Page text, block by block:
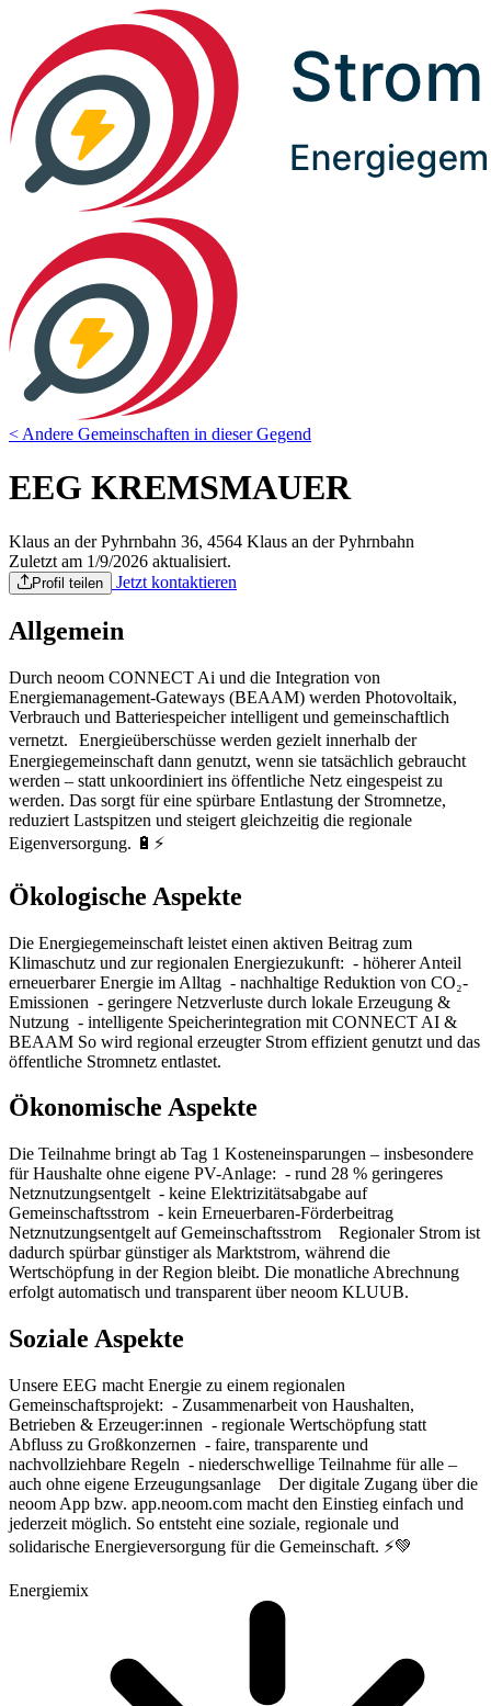
< Andere Gemeinschaften in dieser Gegend
EEG KREMSMAUER
Klaus an der Pyhrnbahn 36, 4564 Klaus an der Pyhrnbahn
Zuletzt am 1/9/2026 aktualisiert.
Profil teilen Jetzt kontaktieren
Allgemein
Durch neoom CONNECT Ai und die Integration von
Energiemanagement-Gateways (BEAAM) werden Photovoltaik,
Verbrauch und Batteriespeicher intelligent und gemeinschaftlich
vernetzt. Energieüberschüsse werden gezielt innerhalb der
Energiegemeinschaft dann genutzt, wenn sie tatsächlich gebraucht
werden – statt unkoordiniert ins öffentliche Netz eingespeist zu
werden. Das sorgt für eine spürbare Entlastung der Stromnetze,
reduziert Lastspitzen und steigert gleichzeitig die regionale
Eigenversorgung. 🔋⚡
Ökologische Aspekte
Die Energiegemeinschaft leistet einen aktiven Beitrag zum
Klimaschutz und zur regionalen Energiezukunft: - höherer Anteil
erneuerbarer Energie im Alltag - nachhaltige Reduktion von CO₂-
Emissionen - geringere Netzverluste durch lokale Erzeugung &
Nutzung - intelligente Speicherintegration mit CONNECT AI &
BEAAM So wird regional erzeugter Strom effizient genutzt und das
öffentliche Stromnetz entlastet.
Ökonomische Aspekte
Die Teilnahme bringt ab Tag 1 Kosteneinsparungen – insbesondere
für Haushalte ohne eigene PV-Anlage: - rund 28 % geringeres
Netznutzungsentgelt - keine Elektrizitätsabgabe auf
Gemeinschaftsstrom - kein Erneuerbaren-Förderbeitrag
Netznutzungsentgelt auf Gemeinschaftsstrom Regionaler Strom ist
dadurch spürbar günstiger als Marktstrom, während die
Wertschöpfung in der Region bleibt. Die monatliche Abrechnung
erfolgt automatisch und transparent über neoom KLUUB.
Soziale Aspekte
Unsere EEG macht Energie zu einem regionalen
Gemeinschaftsprojekt: - Zusammenarbeit von Haushalten,
Betrieben & Erzeuger:innen - regionale Wertschöpfung statt
Abfluss zu Großkonzernen - faire, transparente und
nachvollziehbare Regeln - niederschwellige Teilnahme für alle –
auch ohne eigene Erzeugungsanlage Der digitale Zugang über die
neoom App bzw. app.neoom.com macht den Einstieg einfach und
jederzeit möglich. So entsteht eine soziale, regionale und
solidarische Energieversorgung für die Gemeinschaft. ⚡💚
Energiemix